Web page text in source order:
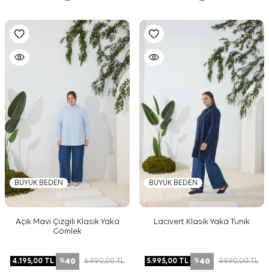
BÜYÜK BEDEN
Açık Mavi Çizgili Klasik Yaka
Gömlek
4.195,00TL %40 6.990,00TL
BÜYÜK BEDEN
Lacivert Klasik Yaka Tunik
5.995,00 TL %40 9.990,00TL